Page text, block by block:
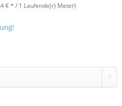
€ * / 1 Laufende(r) Meter)